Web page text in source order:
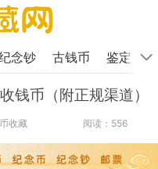
念钞 古钱币 鉴定
钱币（附正规渠道）
收藏 阅读：556